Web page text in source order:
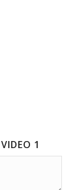
VIDEO 1